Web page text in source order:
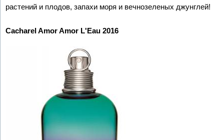
растений и плодов, запахи моря и вечнозеленых джунглей!
Cacharel Amor Amor L'Eau 2016